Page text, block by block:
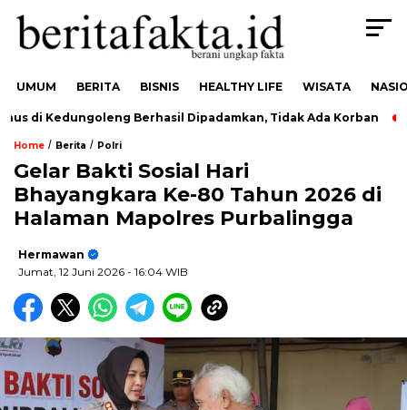
UMUM BERITA BISNIS HEALTHY LIFE WISATA
Kedungoleng Berhasil Dipadamkan, Tidak Ada Korban
Home / Berita / Polri
Gelar Bakti Sosial Hari
Bhayangkara Ke-80 Tahun 2026 di
Halaman Mapolres Purbalingga
Hermawan
Jumat, 12 Juni 2026 - 16:04 WIB